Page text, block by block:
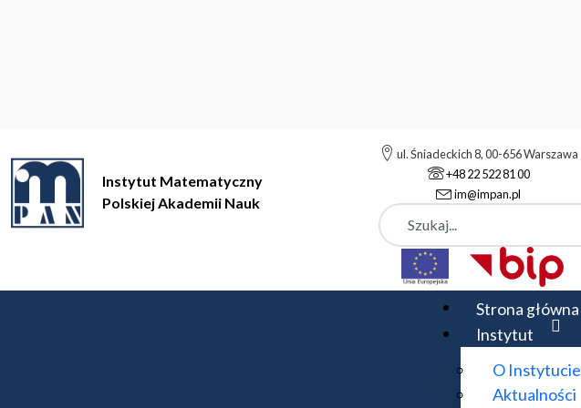
Instytut Matematyczny
Polskiej Akademii Nauk
ul. Śniadeckich 8, 00-656 Warszawa
+48 22 522 81 00
im@impan.pl
Szukaj
Strona główna
Instytut
O Instytucie
Aktualności
Instytut Matematyczny Polskiej Akademii Nauk Metody Matematyczne Techniki
Metody Matematyczne Techniki